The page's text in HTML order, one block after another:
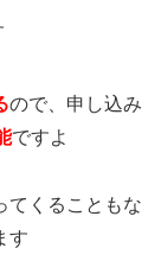
ので、申し込み
ですよ
てくることもな
す